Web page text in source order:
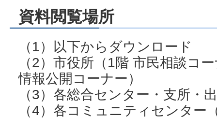
資料閲覧場所
（1）以下からダウンロード
（2）市役所（1階 市民相談コ
情報公開コーナー）
（3）各総合センター・支所
（4）各コミュニティセンター